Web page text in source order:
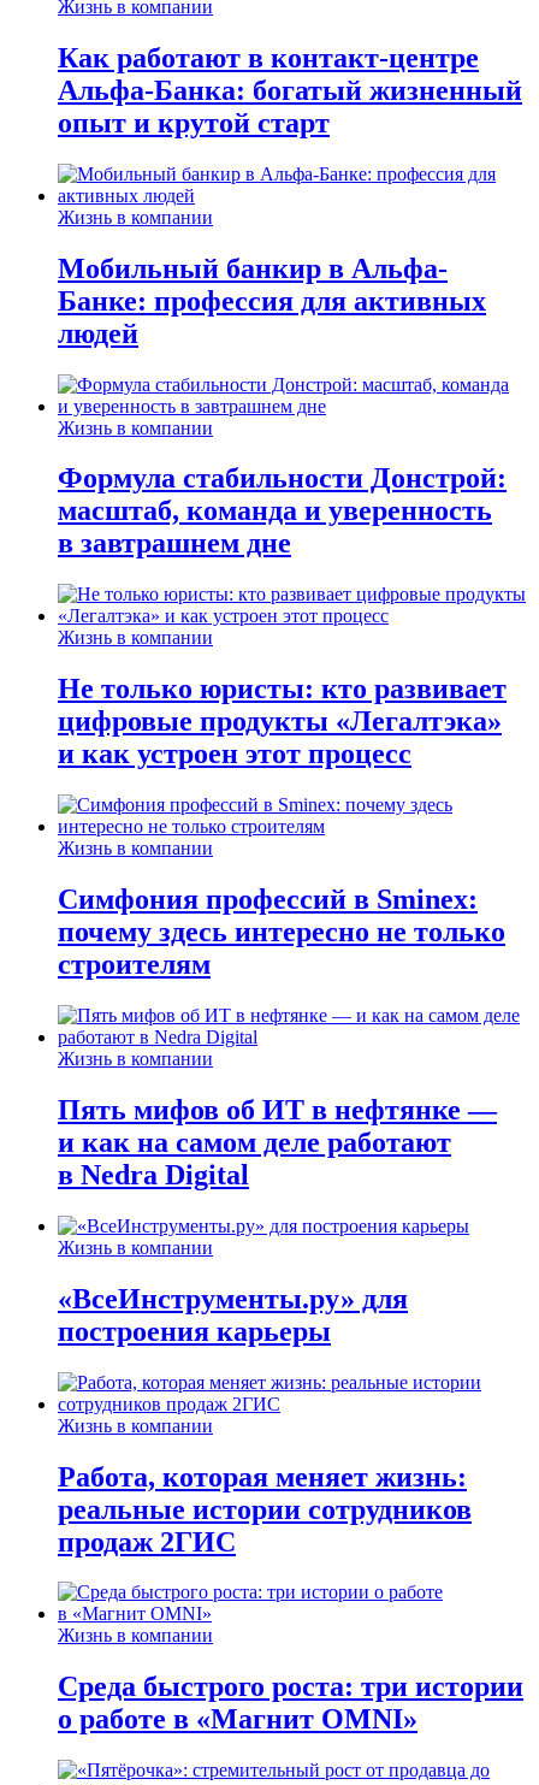
Жизнь в компании
Как работают в контакт-центре
Альфа-Банка: богатый жизненный
опыт и крутой старт
Жизнь в компании
Мобильный банкир в Альфа-
Банке: профессия для активных
людей
Жизнь в компании
Формула стабильности Донстрой:
масштаб, команда и уверенность
в завтрашнем дне
Жизнь в компании
Не только юристы: кто развивает
цифровые продукты «Легалтэка»
и как устроен этот процесс
Жизнь в компании
Симфония профессий в Sminex:
почему здесь интересно не только
строителям
Жизнь в компании
Пять мифов об ИТ в нефтянке —
и как на самом деле работают
в Nedra Digital
Жизнь в компании
«ВсеИнструменты.ру» для
построения карьеры
Жизнь в компании
Работа, которая меняет жизнь:
реальные истории сотрудников
продаж 2ГИС
Жизнь в компании
Среда быстрого роста: три истории
о работе в «Магнит OMNI»